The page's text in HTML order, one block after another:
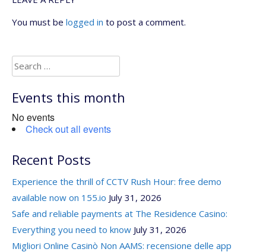
You must be logged in to post a comment.
Search
for:
Events this month
No events
Check out all events
Recent Posts
Experience the thrill of CCTV Rush Hour: free demo
available now on 155.io July 31, 2026
Safe and reliable payments at The Residence Casino:
Everything you need to know July 31, 2026
Migliori Online Casinò Non AAMS: recensione delle app